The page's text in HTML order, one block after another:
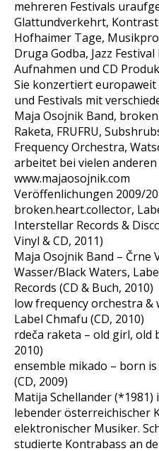
mehreren Festivals
Glattundverkehrt,
Hofhaimer Tage,
Druga Godba, Jazz
Aufnahmen und CD
Sie konzertiert
und Festivals mit
Maja Osojnik Band,
Raketa, FRUFRU,
Frequency Orchestra,
arbeitet bei vielen
www.majaosojnik.com
Veröffenlichungen 2009/
broken.heart.collector,
Interstellar Records &
Vinyl & CD, 2011)
Maja Osojnik Band – Črne
Wasser/Black Waters,
Records (CD & Buch, 2010)
low frequency orchestra
Label Chmafu (CD, 2010)
rdeča raketa – old girl, old
2010)
ensemble mikado – born
(CD, 2009)
Matija Schellander
lebender österreichischer
elektronischer Musiker.
studierte Kontrabass an